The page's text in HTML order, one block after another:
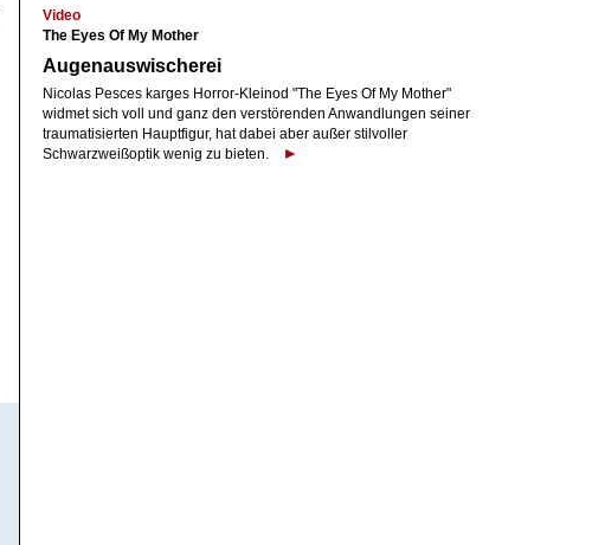
Video
The Eyes Of My Mother
Augenauswischerei
Nicolas Pesces karges Horror-Kleinod "The Eyes Of My Mother"
widmet sich voll und ganz den verstörenden Anwandlungen seiner
traumatisierten Hauptfigur, hat dabei aber außer stilvoller
Schwarzweißoptik wenig zu bieten.